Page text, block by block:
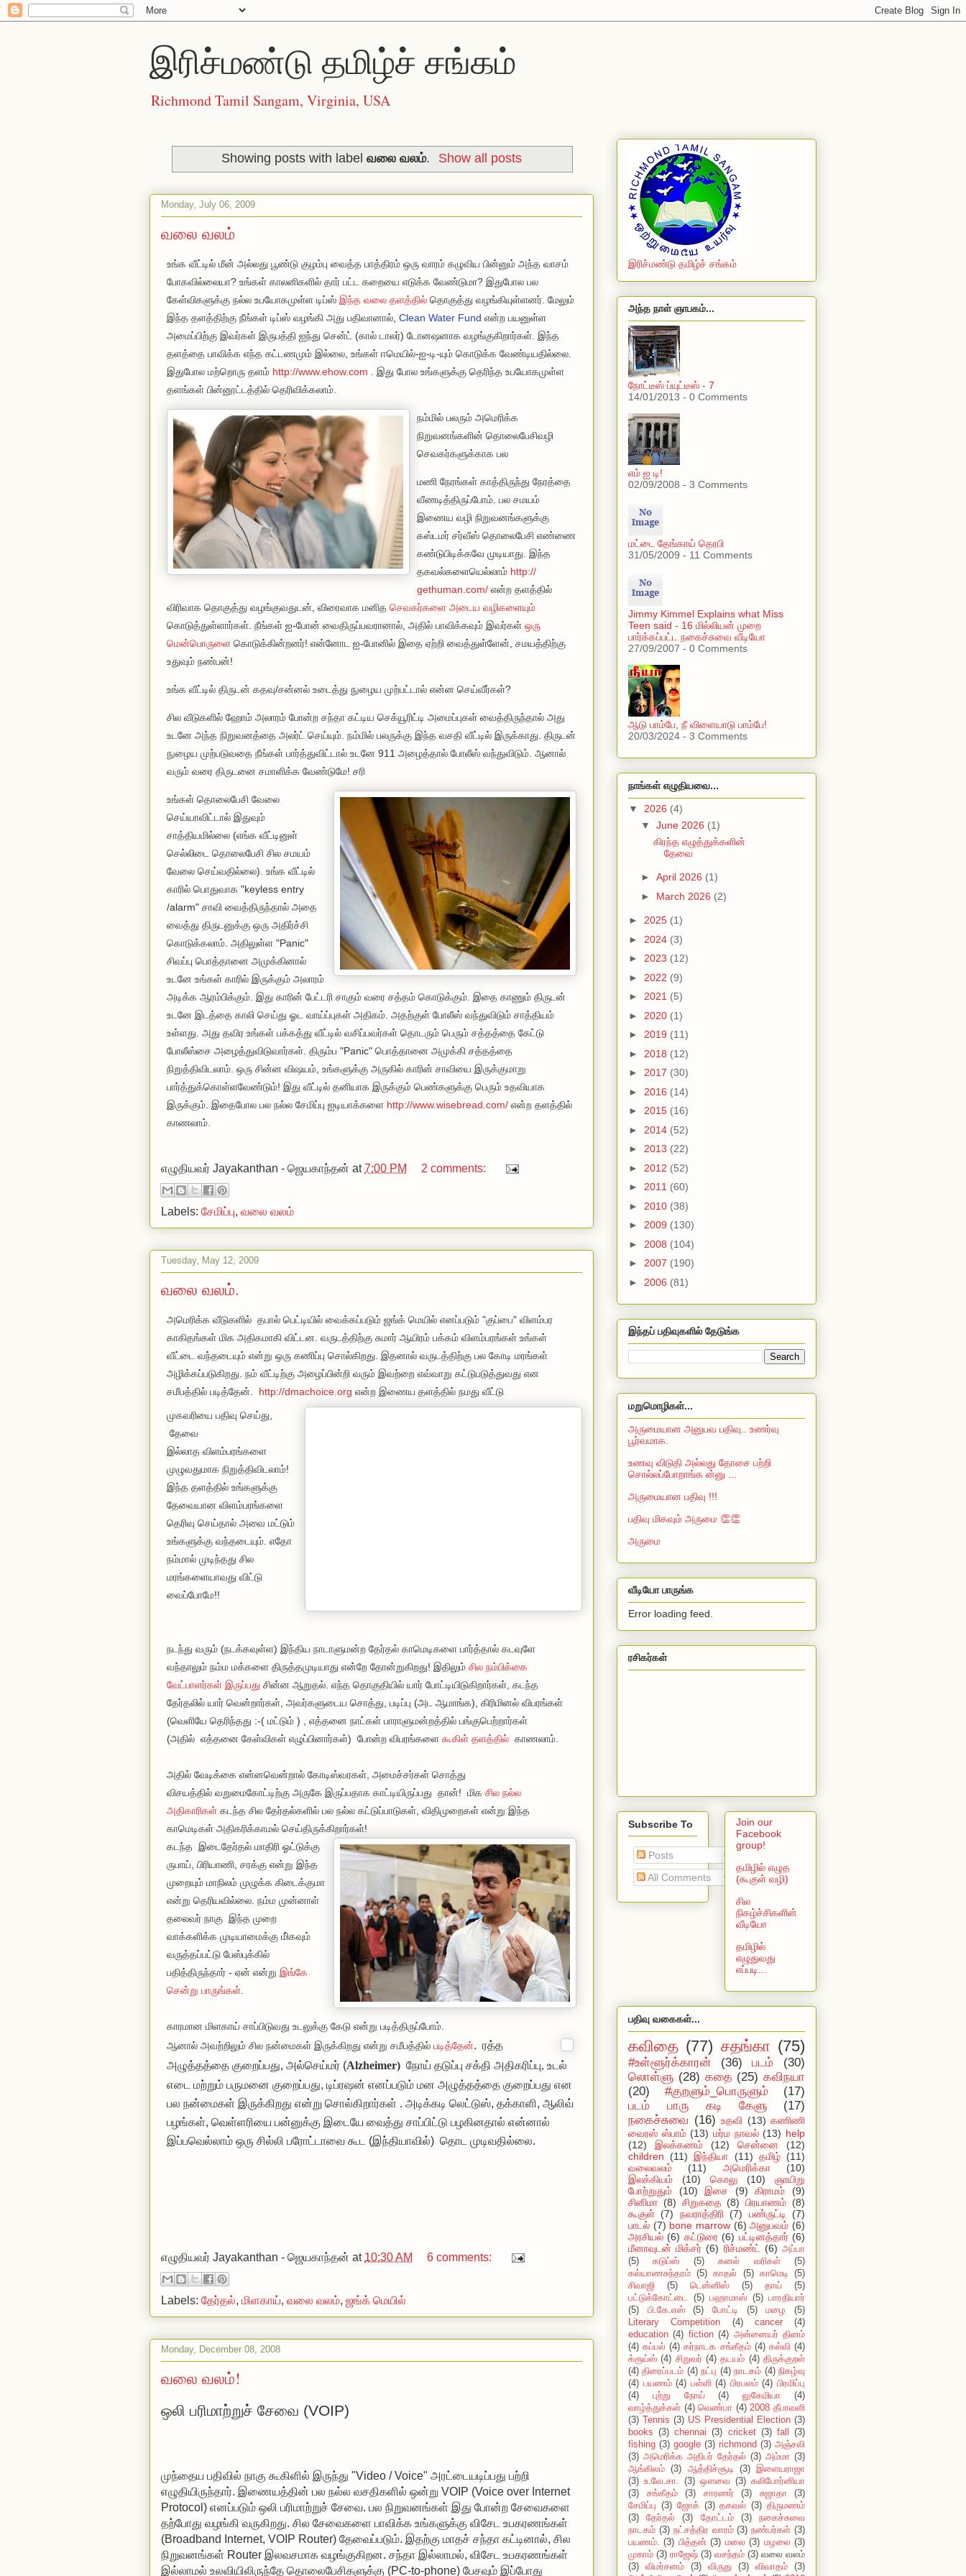
இரிச்மண்டு தமிழ்ச் சங்கம்
Richmond Tamil Sangam, Virginia, USA
Showing posts with label வலை வலம். Show all posts
Monday, July 06, 2009
வலை வலம்
உங்க வீட்டில் மீன் அல்லது பூண்டு குழம்பு வைத்த பாத்திரம் ஒரு வாரம் கழுவிய பின்னும் அந்த வாசம்
போகவில்லையா? உங்கள் காலனிகளில் தார் பட்ட கறையை எடுக்க வேண்டுமா? இதுபோல பல
கேள்விகளுக்கு நல்ல உபயோகமுள்ள டிப்ஸ் இந்த வலை தளத்தில் தொகுத்து வழங்கியுள்ளனர். மேலும்
இந்த தளத்திற்கு நீங்கள் டிப்ஸ் வழங்கி அது பதிவானால், Clean Water Fund என்ற பயனுள்ள
அமைப்பிற்கு இவர்கள் இருபத்தி ஐந்து சென்ட் (கால் டாலர்) டோனஷனாக வழங்குகிறார்கள். இந்த
தளத்தை பாவிக்க எந்த கட்டணமும் இல்லை, உங்கள் ஈமெயில்-ஐ-டி-யும் கொடுக்க வேண்டியதில்லை.
இதுபோல மற்றொரு தளம் http://www.ehow.com . இது போல உங்களுக்கு தெரிந்த உபயோகமுள்ள
தளங்கள் பின்னூட்டத்தில் தெரிவிக்கலாம்.
நம்மில் பலரும் அமெரிக்க
நிறுவனங்களின் தொலைபேசிவழி
செவகர்களுக்காக பல
மணி நேரங்கள் காத்திருந்து நேரத்தை
வீணடித்திருப்போம். பல சமயம்
இணைய வழி நிறுவனங்களுக்கு
கஸ்டமர் சர்வீஸ் தொலைபேசி எண்ணை
கண்டுபிடிக்கவே முடியாது. இந்த
தகவல்களையெல்லாம் http://
gethuman.com/ என்ற தளத்தில்
விரிவாக தொகுத்து வழங்குவதுடன், விரைவாக மனித செவகர்களை அடைய வழிகளையும்
கொடுத்துள்ளார்கள். நீங்கள் ஐ-போன் வைதிருப்பவரானால், அதில் பாவிக்கவும் இவர்கள் ஒரு
மென்பொருளை கொடுக்கின்றனர்! என்னோட ஐ-போனில் இதை ஏற்றி வைத்துள்ளேன், சமயத்திற்கு
உதுவும் நண்பன்!
உங்க வீட்டில் திருடன் கதவு/சன்னல் உடைத்து நுழைய முற்பட்டால் என்ன செய்வீர்கள்?
சில வீடுகளில் ஹோம் அலாரம் போன்ற சந்தா கட்டிய செக்யூரிட்டி அமைப்புகள் வைத்திருந்தால் அது
உடனே அந்த நிறுவனத்தை அலர்ட் செய்யும். நம்மில் பலருக்கு இந்த வசதி வீட்டில் இருக்காது. திருடன்
நுழைய முற்படுவதை நீங்கள் பார்த்துவிட்டால் உடனே 911 அழைத்தால் போலீஸ் வந்துவிடும். ஆனால்
வரும் வரை திருடனை சமாளிக்க வேண்டுமே! சரி
உங்கள் தொலைபேசி வேலை
செய்யாவிட்டால் இதுவும்
சாத்தியமில்லை (எங்க வீட்டினுள்
செல்லிடை தொலைபேசி சில சமயம்
வேலை செய்வதில்லை). உங்க வீட்டில்
காரில் பொதுவாக "keyless entry
/alarm" சாவி வைத்திருந்தால் அதை
வைத்து திருடனுக்கு ஒரு அதிர்ச்சி
கொடுக்கலாம். அதிலுள்ள "Panic"
சிவப்பு பொத்தானை அமுக்கினால்
உடனே உங்கள் காரில் இருக்கும் அலாரம்
அடிக்க ஆரம்பிக்கும். இது காரின் பேட்டரி சாகும் வரை சத்தம் கொடுக்கும். இதை காணும் திருடன்
உடனே இடத்தை காலி செய்து ஓட வாய்ப்புகள் அதிகம். அதற்குள் போலீஸ் வந்துவிடும் சாத்தியம்
உள்ளது. அது தவிர உங்கள் பக்கத்து வீட்டில் வசிப்பவர்கள் தொடரும் பெரும் சத்தத்தை கேட்டு
போலீஸ்சை அழைத்துவிடுவார்கள். திரும்ப "Panic" பொத்தானை அமுக்கி சத்தத்தை
நிறுத்திவிடலாம். ஒரு சின்ன விஷயம், உங்களுக்கு அருகில் காரின் சாவியை இருக்குமாறு
பார்த்துக்கொள்ளவேண்டும்! இது வீட்டில் தனியாக இருக்கும் பெண்களுக்கு பெரும் உதவியாக
இருக்கும். இதைபோல பல நல்ல சேமிப்பு ஐடியாக்களை http://www.wisebread.com/ என்ற தளத்தில்
காணலாம்.
எழுதியவர் Jayakanthan - ஜெயகாந்தன் at7:00 PM 2 comments:
Labels: சேமிப்பு, வலை வலம்
Tuesday, May 12, 2009
வலை வலம்.
அமெரிக்க வீடுகளில் தபால் பெட்டியில் வைக்கப்படும் ஜங்க் மெயில் எனப்படும் "குப்பை" விளம்பர
காகிதங்கள் மிக அதிகமாகி விட்டன. வருடத்திற்கு சுமார் ஆயிரம் பக்கம் விளம்பரங்கள் உங்கள்
வீட்டை வந்தடையும் என்று ஒரு கணிப்பு சொல்கிறது. இதனால் வருடத்திற்கு பல கோடி மரங்கள்
அழிக்கப்படுகிறது. நம் வீட்டிற்கு அழைப்பின்றி வரும் இவற்றை எவ்வாறு கட்டுபடுத்துவது என
சமீபத்தில் படித்தேன். http://dmachoice.org என்ற இணைய தளத்தில் நமது வீட்டு
முகவரியை பதிவு செய்து,
தேவை
இல்லாத விளம்பரங்களை
முழுவதுமாக நிறுத்திவிடலாம்!
இந்த தளத்தில் உங்களுக்கு
தேவையான விளம்பரங்களை
தெரிவு செய்தால் அவை மட்டும்
உங்களுக்கு வந்தடையும். எதோ
நம்மால் முடிந்தது சில
மரங்களையாவது விட்டு
வைப்போமே!!
நடந்து வரும் (நடக்கவுள்ள) இந்திய நாடாளுமன்ற தேர்தல் காமெடிகளை பார்த்தால் கடவுளே
வந்தாலும் நம்ம மக்களை திருத்தமுடியாது என்றே தோன்றுகிறது! இதிலும் சில நம்பிக்கை
வேட்பாளர்கள் இருப்பது சின்ன ஆறுதல். எந்த தொகுதியில் யார் போட்டியிடுகிறார்கள், கடந்த
தேர்தலில் யார் வென்றார்கள், அவர்களுடைய சொத்து, படிப்பு (அட ஆமாங்க), கிரிமினல் விபரங்கள்
(வெளியே தெரிந்தது :-( மட்டும் ) , எத்தனை நாட்கள் பாராளுமன்றத்தில் பங்குபெற்றார்கள்
(அதில் எத்தனை கேள்விகள் எழுப்பினார்கள்) போன்ற விபரங்களை கூகிள் தளத்தில் காணலாம்.
அதில் வேடிக்கை என்னவென்றால் கோடிஸ்வரகள், அமைச்சர்கள் சொத்து
விசயத்தில் வறுமைகோட்டிற்கு அருகே இருப்பதாக காட்டியிருப்பது தான்! மிக சில நல்ல
அதிகாரிகள் கடந்த சில தேர்தல்களில் பல நல்ல கட்டுப்பாடுகள், விதிமுறைகள் என்று இந்த
காமெடிகள் அதிகரிக்காமல் செய்திருக்கிறார்கள்!
கடந்த இடைதேர்தல் மாதிரி ஓட்டுக்கு
ருபாய், பிரியாணி, சரக்கு என்று இந்த
முறையும் மாநிலம் முழுக்க கிடைக்குமா
என்று தெரியவில்லை. நம்ம முன்னாள்
தலைவர் நாகு இந்த முறை
வாக்களிக்க முடியாமைக்கு மி்கவும்
வருத்தப்பட்டு பேஸ்புக்கில்
பதித்திருந்தார் - ஏன் என்று இங்கே
சென்று பாருங்கள்
காரமான மிளகாய் சாப்பிடுவது உடலுக்கு கேடு என்று படித்திருப்போம்.
ஆனால் அவற்றிலும் சில நன்மைகள் இருக்கிறது என்று சமீபத்தில் படித்தேன். ரத்த
அழுத்தத்தை குறைப்பது, அல்செய்மர் (Alzheimer) நோய் தடுப்பு சக்தி அதிகரிப்பு, உடல்
எடை மற்றும் பருமனை குறைப்பது, டிப்ரஷன் எனப்படும் மன அழுத்தத்தை குறைப்பது என
பல நன்மைகள் இருக்கிறது என்று சொல்கிறார்கள் . அடிக்கடி லெட்டுஸ், தக்காளி, ஆலிவ்
பழங்கள், வெள்ளரியை பன்னுக்கு இடையே வைத்து சாப்பிட்டு பழகினதால் என்னால்
இப்பவெல்லாம் ஒரு சில்லி பரோட்டாவை கூட (இந்தியாவில்) தொட முடிவதில்லை.
எழுதியவர் Jayakanthan - ஜெயகாந்தன் at 10:30 AM 6 comments:
Labels: தேர்தல், மிளகாய், வலை வலம், ஜங்க் மெயில்
Monday, December 08, 2008
வலை வலம்!
ஒலி பரிமாற்றுச் சேவை (VOIP)
முந்தைய பதிவில் நாகு கூகிளில் இருந்து "Video / Voice" அரட்டையடிப்பது பற்றி
எழுதியிருந்தார். இணையத்தின் பல நல்ல வசதிகளில் ஒன்று VOIP (Voice over Internet
Protocol) எனப்படும் ஒலி பரிமாற்றுச் சேவை. பல நிறுவனங்கள் இது போன்ற சேவைகளை
தற்போது வழங்கி வருகிறது. சில சேவைகளை பாவிக்க உங்களுக்கு விசேட உபகரணங்கள்
(Broadband Internet, VOIP Router) தேவைப்படும். இதற்கு மாதச் சந்தா கட்டினால், சில
நிறுவனங்கள் Router இலவசமாக வழங்குகிறன. சந்தா இல்லாமல், விசேட உபகரணங்கள்
இல்லாமல் உலவியிலிருந்தே தொலைபேசிகளுக்கு (PC-to-phone) பேசவும் இப்போது
இரிச்மண்டு தமிழ்ச் சங்கம்
அந்த நாள் ஞாபகம்...
நோட்டீஸ் ப்யுட்டீஸ் - 7
14/01/2013 - 0 Comments
எம் ஐ டி!
02/09/2008 - 3 Comments
மட்டை தேங்காய் தெரபி
31/05/2009 - 11 Comments
Jimmy Kimmel Explains what Miss
Teen said - 16 மில்லியன் முறை
பார்க்கப்பட்ட நகைச்சுவை வீடியோ
27/09/2007 - 0 Comments
ஆடு பாம்பே, நீ விளையாடு பாம்பே!
20/03/2024 - 3 Comments
நாங்கள் எழுதியவை...
▼ 2026 (4)
▼ June 2026 (1)
கிரந்த எழுத்துக்களின்
தேவை
► April 2026 (1)
► March 2026 (2)
► 2025 (1)
► 2024 (3)
► 2023 (12)
► 2022 (9)
► 2021 (5)
► 2020 (1)
► 2019 (11)
► 2018 (12)
► 2017 (30)
► 2016 (14)
► 2015 (16)
► 2014 (52)
► 2013 (22)
► 2012 (52)
► 2011 (60)
► 2010 (38)
► 2009 (130)
► 2008 (104)
► 2007 (190)
► 2006 (81)
இந்தப் பதிவுகளில் தேடுங்க
மறுமொழிகள்...
அருமையான அனுபவ பதிவு.. உணர்வு
பூர்வமாக.
உணவு விடுதி அல்லது தோசை பற்றி
சொல்லப்போறாங்க ன்னு ...
அருமையான பதிவு !!!
பதிவு மிகவும் அருமை 👏👏
அருமை
வீடியோ பாருங்க
Error loading feed.
ரசிகர்கள்
Subscribe To
Posts
All Comments
Join our
Facebook
group!
தமிழில் எழுத
(கூகுள் வழி)
சில
நிகழ்ச்சிகளின்
வீடியோ
தமிழில்
எழுதுவது
எப்படி...
பதிவு வகைகள்...
கவிதை (77) சதங்கா (75)
#உள்ளூர்க்காரன் (36) படம்
(30)
லொள்ளு (28) கதை (25) கவிநயா
(20)
#குறளும்_பொருளும்
(17)
படம் பாரு கடி கேளு
(17)
நகைச்சுவை (16) உதவி (13) கணிணி
வைரஸ் ஸ்பாம் (13) மர்ம நாவல் (13) help
(12)
இலக்கணம் (12) சென்னை
(12)
children
(11) இந்தியா (11) தமிழ் (11)
வலைவலம்
(11) அமெரிக்கா
(10)
இலக்கியம்
(10) கொலு (10)
ஞாயிறு
போற்றுதும்
(10) இசை (9) கிராமம்
(9)
சினிமா (8) சிறுகதை (8) பிரயாணம் (8)
கூகுள் (7) நவராத்திரி (7) பண்ருட்டி
(7)
பாடல் (7) bone marrow (6) அனுபவம் (6)
அரசியல் (6) கட்டுரை (6) பட்டினத்தார் (6)
மீனாவுடன் மிக்சர் (6) ரிச்மண்ட் (6) அப்பா
(5)
கடுப்ஸ் (5) கனல் வரிகள்
(5)
கல்யாணசுந்தரம் (5) காதல் (5) காமெடி
(5)
சிவாஜி
(5) டென்னிஸ் (5) தாய்
(5)
பட்டுக்கோட்டை
(5) பஹாமாஸ் (5) பாரதியார்
(5)
பி.கே.எஸ் (5) போட்டி (5) மழை
(5)
Literary Competition
(4) cancer
(4)
education (4) fiction (4) அன்னையர் தினம்
(4) கப்பல் (4) கர்நாடக சங்கீதம் (4) கல்வி (4)
க்ரூய்ஸ் (4) சிறுவர் (4) தடயம் (4) திருக்குறள்
(4) திரைப்படம் (4) நட்பு (4) நாடகம் (4) நிகழ்வு
(4) பயணம் (4) பள்ளி (4) பிரபலம் (4) பிரமிப்பு
(4)
புற்று நோய் (4) லுகேமியா
(4)
வாழ்த்துக்கள் (4) வெண்பா (4) 2008 தீபாவளி
(3) Tennis (3) US Presidential Election (3)
books (3) chennai (3) cricket (3) fall
(3)
fishing (3) google (3) richmond (3) அஞ்சலி
(3) அமெரிக்க அதிபர் தேர்தல் (3) அம்மா (3)
ஆங்கிலம் (3) ஆத்திச்சூடி (3) இளையராஜா
(3) உ.வே.சா. (3) ஔவை (3) கலிபோர்னியா
(3)
சங்கீதம் (3) சாரணர் (3) சுஜாதா
(3)
சேமிப்பு (3) ஜோக் (3) தகவல் (3) திருமணம்
(3)
தேர்தல் (3) தோட்டம் (3)
நகைச்சுவை
நாடகம் (3) நட்சத்திர வாரம் (3) நண்பர்கள் (3)
பயணம்.
(3) பித்தன் (3) மலை (3) மழலை (3)
முகாம் (3) ராஜேஷ் (3) வசந்தம் (3) வலை வலம்
(3)
விமர்சனம் (3) விருது (3) விவாதம்
(3)